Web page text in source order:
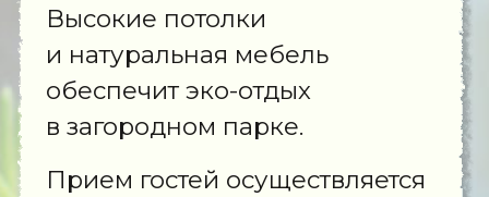
холодильником,
ВНУТРЕННИЙ КОМФОРТ
и мангал у каждого домика.